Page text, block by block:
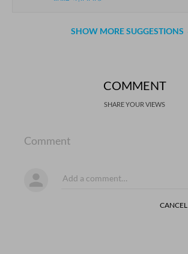
SHOW MORE SUGGESTIONS
COMMENT
SHARE YOUR VIEWS
Comment
CANCEL